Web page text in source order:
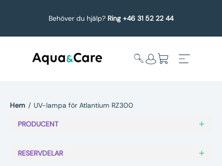
Behöver du hjälp? Ring +46 31 52 22 44
undermeny
Hem / UV-lampa för Atlantium RZ300
PRODUCENT
RESERVDELAR